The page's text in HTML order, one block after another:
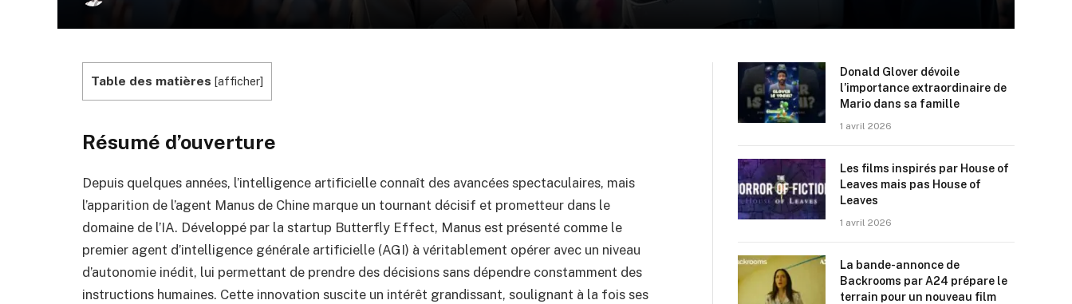
Table des matières [afficher]
Résumé d’ouverture
Depuis quelques années, l’intelligence artificielle connaît des avancées spectaculaires, mais
l’apparition de l’agent Manus de Chine marque un tournant décisif et prometteur dans le
domaine de l’IA. Développé par la startup Butterfly Effect, Manus est présenté comme le
premier agent d’intelligence générale artificielle (AGI) à véritablement opérer avec un niveau
d’autonomie inédit, lui permettant de prendre des décisions sans dépendre constamment des
instructions humaines. Cette innovation suscite un intérêt grandissant, soulignant à la fois ses
Donald Glover dévoile
l’importance extraordinaire de
Mario dans sa famille
1 avril 2026
Les films inspirés par House of
Leaves mais pas House of
Leaves
1 avril 2026
La bande-annonce de
Backrooms par A24 prépare le
terrain pour un nouveau film